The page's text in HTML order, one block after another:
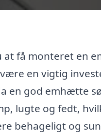
at få monteret en
være en vigtig
en god emhætte
lugte og fedt,
behageligt og